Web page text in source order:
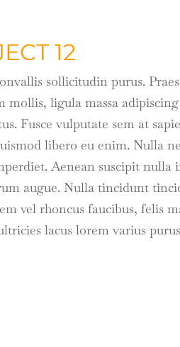
12
sollicitudin purus.
mollis, ligula massa
Fusce vulputate sem at
libero eu enim. Nulla
Aenean suscipit nulla
augue. Nulla tincidunt
vel rhoncus faucibus, felis
lacus lorem varius